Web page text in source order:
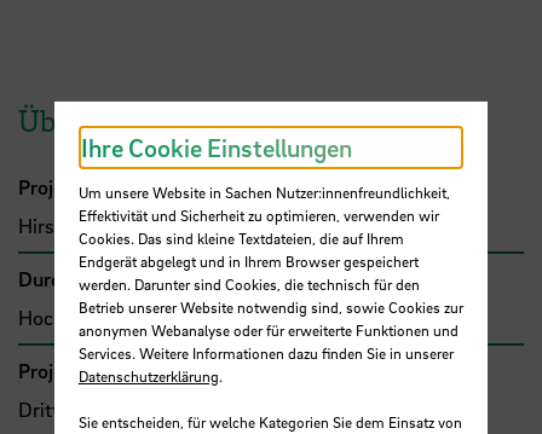
Übersicht
Projektleitung
Hirschberg, Marianne, Prof. Dr.
Durchführende Organisation
Hochschule Bremen, Fakultät 3
Projekttyp
Drittmittelprojekt (Zuwendung)
Ihre Cookie Einstellungen
Um unsere Website in Sachen Nutzer:innenfreundlichkeit,
Effektivität und Sicherheit zu optimieren, verwenden wir
Cookies. Das sind kleine Textdateien, die auf Ihrem
Endgerät abgelegt und in Ihrem Browser gespeichert
werden. Darunter sind Cookies, die technisch für den
Betrieb unserer Website notwendig sind, sowie Cookies zur
anonymen Webanalyse oder für erweiterte Funktionen und
Services. Weitere Informationen dazu finden Sie in unserer
Datenschutzerklärung.
Sie entscheiden, für welche Kategorien Sie dem Einsatz von